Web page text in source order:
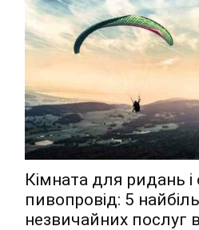
Кімната для ридань
пивопровід: 5
незвичайних послуг